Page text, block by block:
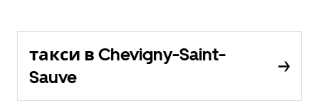
такси в Chevigny-Saint-
Sauve